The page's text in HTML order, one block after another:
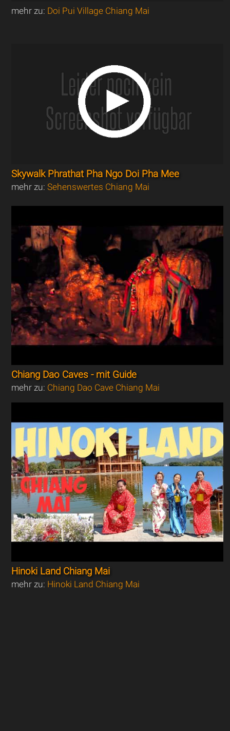
mehr zu: Doi Pui Village Chiang Mai
Skywalk Phrathat Pha Ngo Doi Pha Mee
mehr zu:Sehenswertes Chiang Mai
Chiang Dao Caves - mit Guide
mehr zu: Chiang Dao Cave Chiang Mai
Hinoki Land Chiang Mai
mehr zu: Hinoki Land Chiang Mai